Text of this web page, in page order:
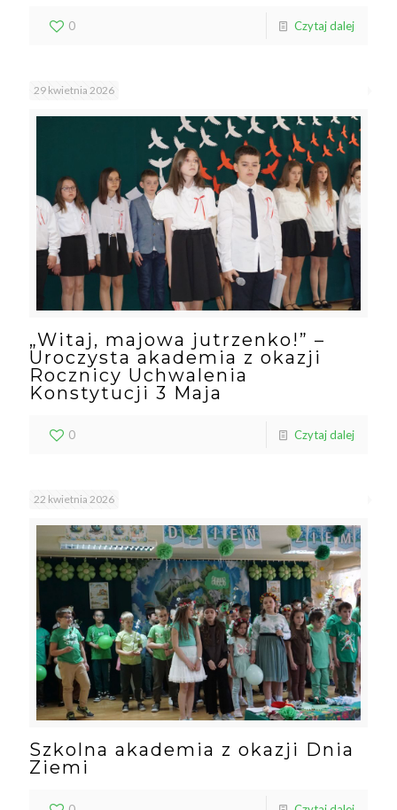
0 Czytaj dalej
29 kwietnia 2026
„Witaj, majowa jutrzenko!” –
Uroczysta akademia z okazji
Rocznicy Uchwalenia
Konstytucji 3 Maja
0 Czytaj dalej
22 kwietnia 2026
Szkolna akademia z okazji Dnia
Ziemi